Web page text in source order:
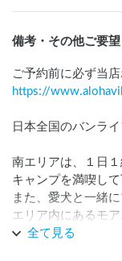
備考・その他ご要望
https://
日本全国のバンラ
南エリアは、１日
キャンプを満喫して
また、愛犬と一緒
エリア内にあるモ
焚き火・囲炉裏・
全て見る